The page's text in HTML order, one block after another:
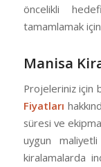
öncelikli
tamamlamak
Manisa
Projeleriniz için
Fiyatları
süresi ve
uygun
kiralamalarda